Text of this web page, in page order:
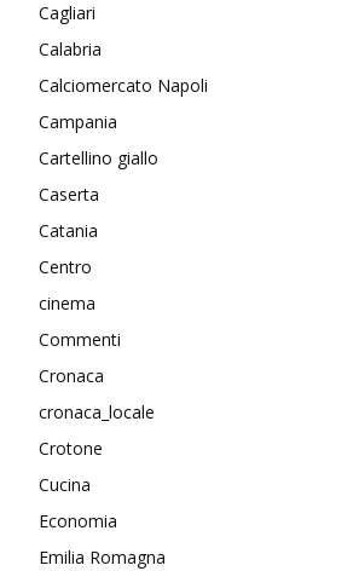
Cagliari
Calabria
Calciomercato Napoli
Campania
Cartellino giallo
Caserta
Catania
Centro
cinema
Commenti
Cronaca
cronaca_locale
Crotone
Cucina
Economia
Emilia Romagna